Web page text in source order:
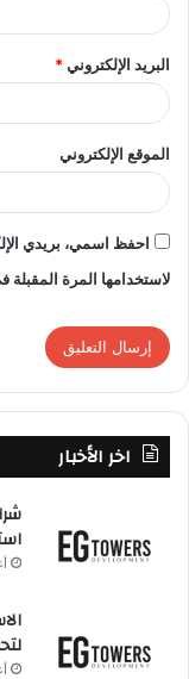
البريد الإلكتروني*
الموقع الإلكتروني
احفظ اسمي، بريدي
لاستخدامها المرة المقبلة
اخر الأخبار